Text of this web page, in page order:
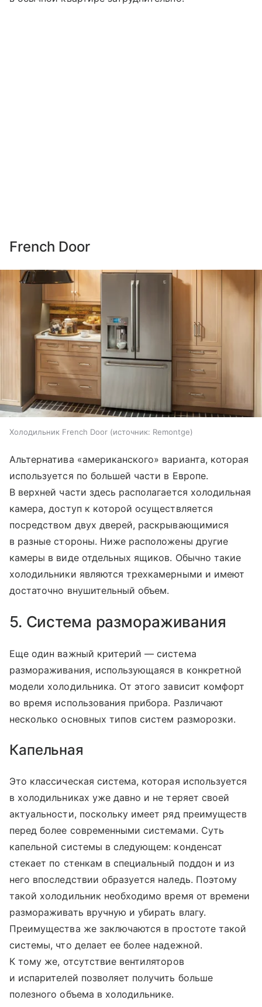
French Door
Холодильник French Door источник: Remontge
Альтернатива «американского» варианта, которая
используется по большей части в Европе.
В верхней части здесь располагается холодильная
камера, доступ к которой осуществляется
посредством двух дверей, раскрывающимися
в разные стороны. Ниже расположены другие
камеры в виде отдельных ящиков. Обычно такие
холодильники являются трехкамерными и имеют
достаточно внушительный объем.
5. Система размораживания
Еще один важный критерий — система
размораживания, использующаяся в конкретной
модели холодильника. От этого зависит комфорт
во время использования прибора. Различают
несколько основных типов систем разморозки.
Капельная
Это классическая система, которая используется
в холодильниках уже давно и не теряет своей
актуальности, поскольку имеет ряд преимуществ
перед более современными системами. Суть
капельной системы в следующем: конденсат
стекает по стенкам в специальный поддон и из
него впоследствии образуется наледь. Поэтому
такой холодильник необходимо время от времени
размораживать вручную и убирать влагу.
Преимущества же заключаются в простоте такой
системы, что делает ее более надежной.
К тому же, отсутствие вентиляторов
и испарителей позволяет получить больше
полезного объема в холодильнике.